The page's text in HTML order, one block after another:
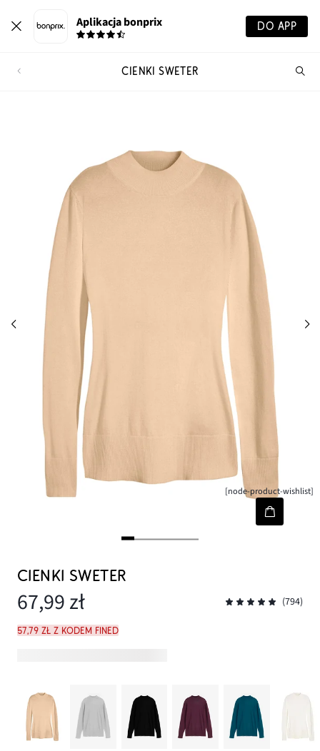
Aplikacja bonprix DO APP
CIENKI SWETER
[node-product-wishlist]
CIENKI SWETER
67,99 zł (794)
57,79 zł z kodem FINED